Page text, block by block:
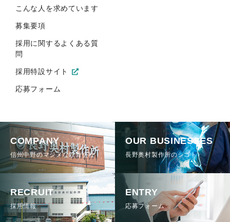
こんな人を求めています
募集要項
採用に関するよくある質
問
採用特設サイト
応募フォーム
COMPANY
信州中野のマジメな鉄骨会社
OUR BUSINESSES
長野奥村製作所のシゴト
RECRUIT
採用情報
ENTRY
応募フォーム